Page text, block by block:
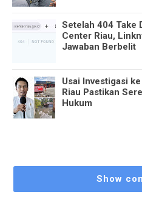
Setelah 404 Take
Center Riau,
Jawaban Berbelit
Usai Investigasi
Riau Pastikan
Hukum
Show